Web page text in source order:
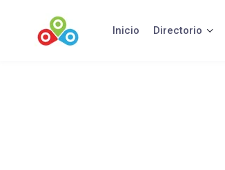
contenido
Inicio Directorio